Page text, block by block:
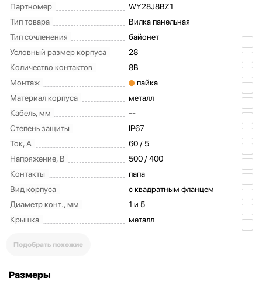
Партномер
WY28J8BZ1
Тип товара
Вилка панельная
Тип сочленения
байонет
Условный размер корпуса
28
Количество контактов
8B
Монтаж
пайка
Материал корпуса
металл
Кабель, мм
--
Степень защиты
IP67
Ток, А
60 / 5
Напряжение, В
500 / 400
Контакты
папа
Вид корпуса
с квадратным фланцем
Диаметр конт., мм
1 и 5
Крышка
металл
Подобрать похожие
Размеры